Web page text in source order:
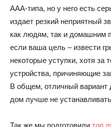
ААА-типа, но у него есть
издает резкий неприятный
как людям, так и домашним
если ваша цель – извести
некоторые уступки, хотя за
устройства, причиняющие
В общем, отличный вариант
дом лучше не
Так же мы подготовили топ